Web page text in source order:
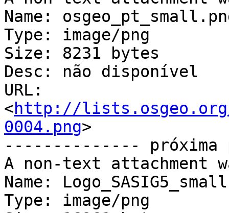
Name:
Type: image/png
Size: 8231 bytes
Desc: não disponível
URL:
<http://lists.osgeo.org/
0004.png>
--------------
A non-text attachment
Name:
Type: image/png